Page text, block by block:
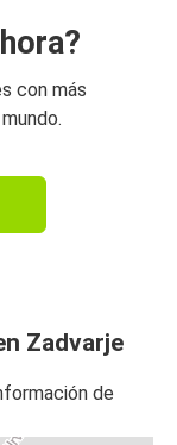
con más
Zadvarje
de